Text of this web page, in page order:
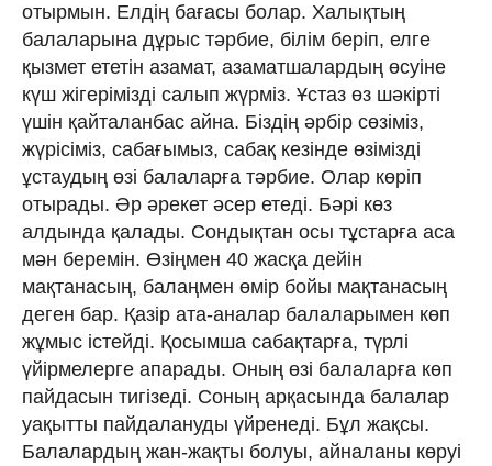
отырмын. Елдің бағасы болар. Халықтың
балаларына дұрыс тәрбие, білім беріп, елге
қызмет ететін азамат, азаматшалардың өсуіне
күш жігерімізді салып жүрміз. Ұстаз өз шәкірті
үшін қайталанбас айна. Біздің әрбір сөзіміз,
жүрісіміз, сабағымыз, сабақ кезінде өзімізді
ұстаудың өзі балаларға тәрбие. Олар көріп
отырады. Әр әрекет әсер етеді. Бәрі көз
алдында қалады. Сондықтан осы тұстарға аса
мән беремін. Өзіңмен 40 жасқа дейін
мақтанасың, балаңмен өмір бойы мақтанасың
деген бар. Қазір ата-аналар балаларымен көп
жұмыс істейді. Қосымша сабақтарға, түрлі
үйірмелерге апарады. Оның өзі балаларға көп
пайдасын тигізеді. Соның арқасында балалар
уақытты пайдалануды үйренеді. Бұл жақсы.
Балалардың жан-жақты болуы, айналаны көруі